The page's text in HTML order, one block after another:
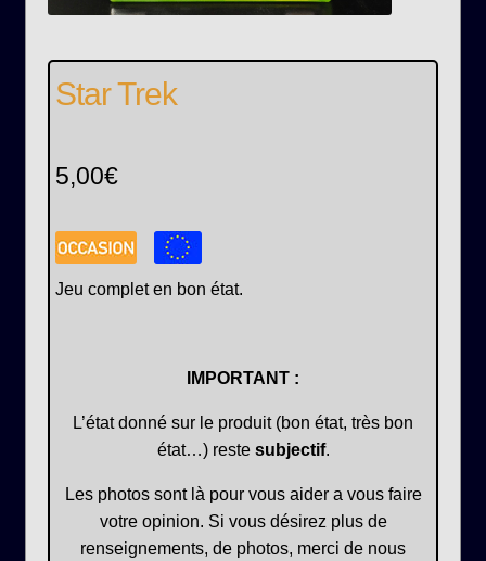
Star Trek
5,00€
Jeu complet en bon état.
IMPORTANT :
L’état donné sur le produit (bon état, très bon
état…) reste subjectif.
Les photos sont là pour vous aider a vous faire
votre opinion. Si vous désirez plus de
renseignements, de photos, merci de nous